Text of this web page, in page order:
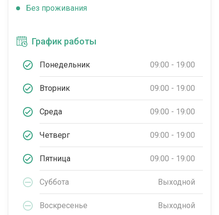
Без проживания
График работы
Понедельник 09:00 - 19:00
Вторник 09:00 - 19:00
Среда 09:00 - 19:00
Четверг 09:00 - 19:00
Пятница 09:00 - 19:00
Суббота Выходной
Воскресенье Выходной